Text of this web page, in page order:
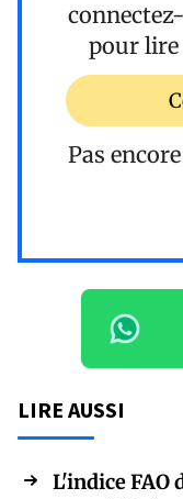
pour lire
Pas
LIRE AUSSI
L'indice FAO